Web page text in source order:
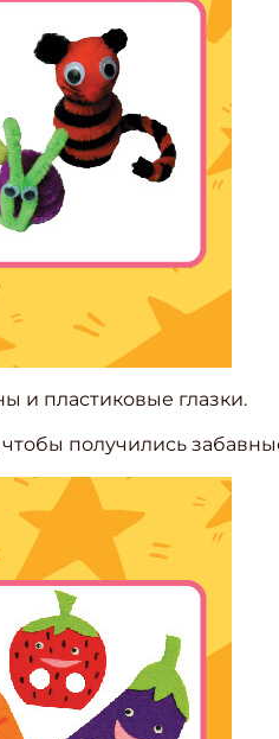
и пластиковые глазки.
чтобы получились